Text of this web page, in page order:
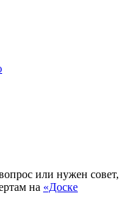
или нужен совет,
на «Доске